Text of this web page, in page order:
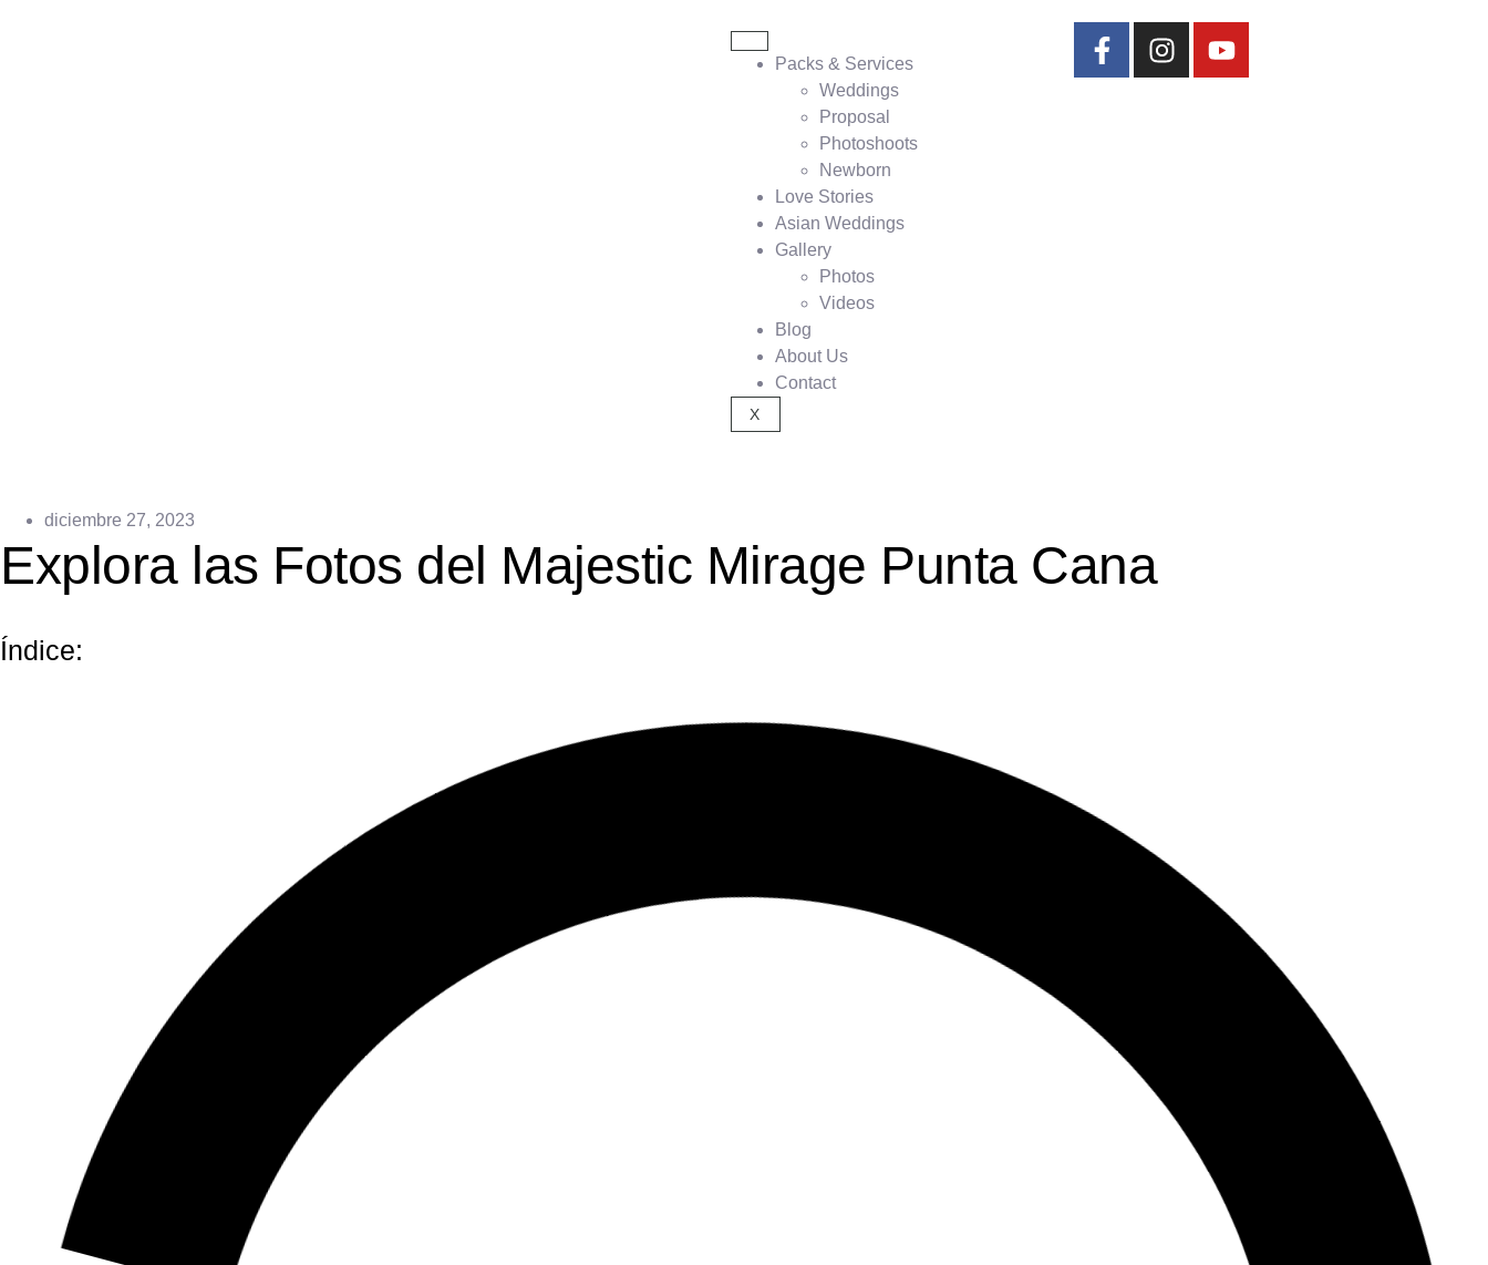
Packs & Services
Weddings
Proposal
Photoshoots
Newborn
Love Stories
Asian Weddings
Gallery
Photos
Videos
Blog
About Us
Contact
X
diciembre 27, 2023
Explora las Fotos del Majestic Mirage Punta Cana
Índice: